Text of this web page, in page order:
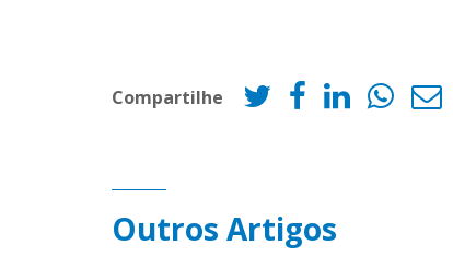
Compartilhe
Outros Artigos